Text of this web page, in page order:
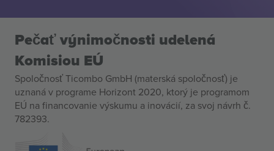
Pečať výnimočnosti udelená
Komisiou EÚ
Spoločnosť Ticombo GmbH (materská spoločnosť) je
uznaná v programe Horizont 2020, ktorý je programom
EÚ na financovanie výskumu a inovácií, za svoj návrh č.
782393.